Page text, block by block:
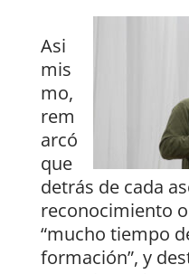
Asi
mis
mo,
rem
arcó
que
detrás de cada
reconocimiento
“mucho tiempo
formación”, y